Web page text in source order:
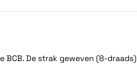
BCB. De strak geweven (8-